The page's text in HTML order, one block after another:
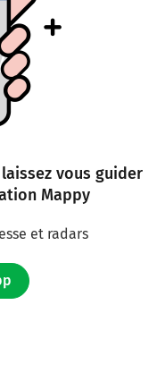
vous guider
Mappy
et radars